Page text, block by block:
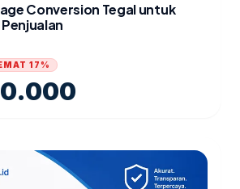
Conversion Tegal untuk
17%